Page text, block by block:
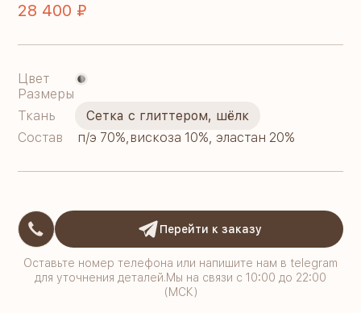
28 400 ₽
Цвет
Размеры
Ткань
Сетка с глиттером, шёлк
Состав
п/э 70%,вискоза 10%, эластан 20%
Перейти к заказу
Оставьте номер телефона или напишите нам в telegram
для уточнения деталей.Мы на связи с 10:00 до 22:00
(МСК)